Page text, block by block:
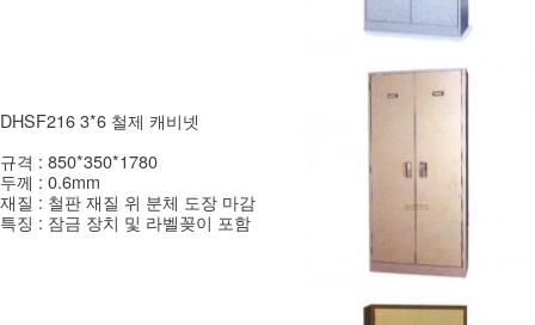
DHSF216 3*6 철제 캐비넷
규격 : 850*350*1780
두께 : 0.6mm
재질 : 철판 재질 위 분체 도장 마감
특징 : 잠금 장치 및 라벨꽂이 포함